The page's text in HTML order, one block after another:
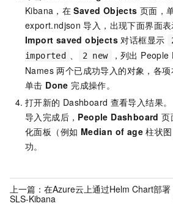
Kibana，在 Saved Objects 页面，
export.ndjson 导入，出现下面界面表
Import saved objects 对话框显示
imported
2 new
，列出
Names 两个已成功导入的对象，各项
单击 Done 完成操作。
打开新的 Dashboard 查看导入结果。
导入完成后， People Dashboard 页
化面板（例如 Median of age 柱状
功。
上一篇： 在Azure云上通过Helm Chart部署
SLS-Kibana